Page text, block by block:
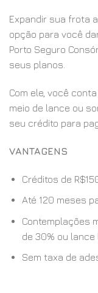
Expandir sua frota
opção para você
Porto Seguro
seus planos.
Com ele, você
meio de lance ou
seu crédito para
VANTAGENS
Créditos de
Até 120 meses
Contemplações
de 30% ou lance
Sem taxa de